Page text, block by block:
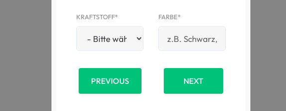
KRAFTSTOFF* FARBE*
PREVIOUS NEXT